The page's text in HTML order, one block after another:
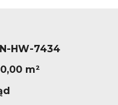
HW-7434
m²